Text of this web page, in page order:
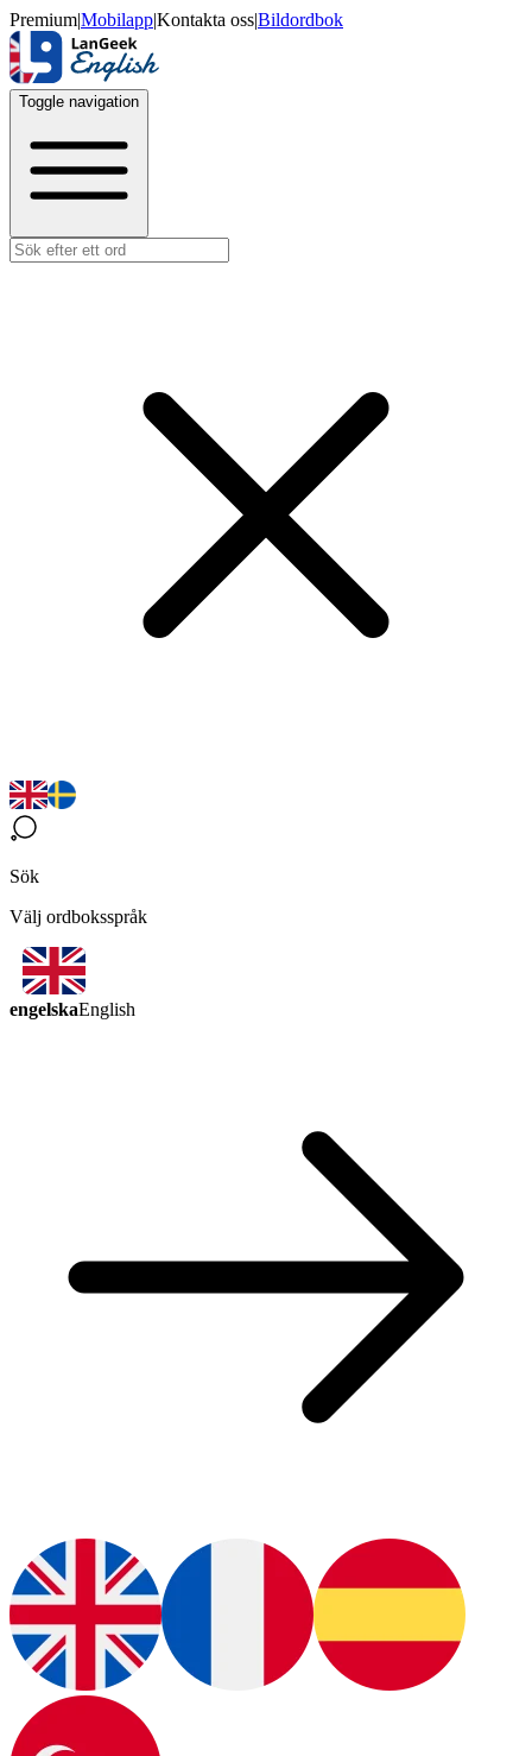
Premium|Mobilapp|Kontakta oss|Bildordbok
Toggle navigation
Sök
Välj ordboksspråk
engelskaEnglish